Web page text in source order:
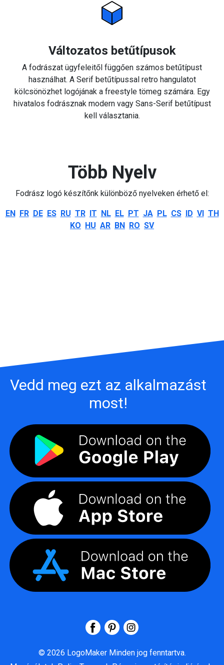
Változatos betűtípusok
A fodrászat ügyfeleitől függően számos betűtípust
használhat. A Serif betűtípussal retro hangulatot
kölcsönözhet logójának a freestyle tömeg számára. Egy
hivatalos fodrásznak modern vagy Sans-Serif betűtípust
kell választania.
Több Nyelv
Fodrász logó készítőnk különböző nyelveken érhető el:
EN FR DE ES RU TR IT NL EL PT JA PL CS ID VI TH
KO HU AR BN RO SV
Vedd meg ezt az alkalmazást
most!
© 2026 LogoMaker Minden jog fenntartva.